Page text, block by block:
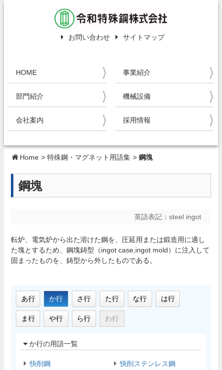
お問い合わせ サイトマップ
HOME 事業紹介
部門紹介 機械設備
会社案内 採用情報
Home > 特殊鋼・マグネット用語集 > 鋼塊
鋼塊
英語表記： steel ingot
転炉、電気炉から出た溶けた鋼を、圧延用または鍛造用に適し
た塊とするため、鋼塊鋳型（ingot case,ingot mold）に注入して
固まったものを、鋳型から外したものである。
あ行 か行 さ行 た行 な行 は行
ま行 や行 ら行 わ行
か行の用語一覧
快削鋼 快削ステンレス鋼